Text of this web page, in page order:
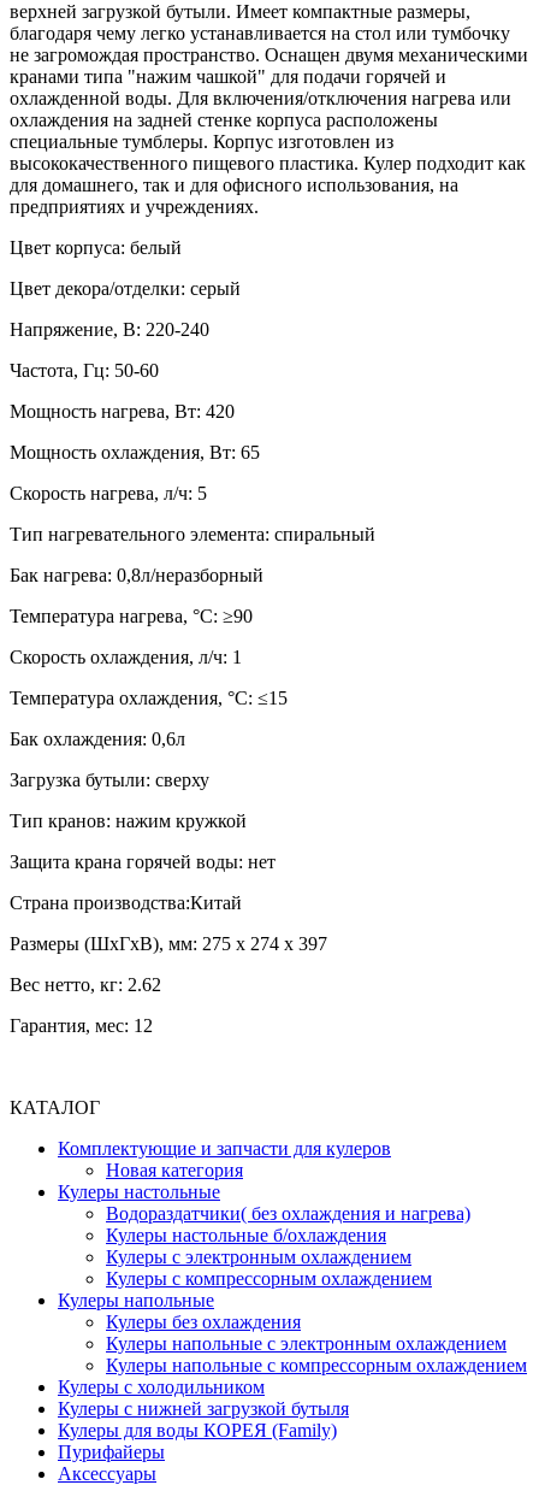
верхней загрузкой бутыли. Имеет компактные размеры,
благодаря чему легко устанавливается на стол или тумбочку
не загромождая пространство. Оснащен двумя механическими
кранами типа "нажим чашкой" для подачи горячей и
охлажденной воды. Для включения/отключения нагрева или
охлаждения на задней стенке корпуса расположены
специальные тумблеры. Корпус изготовлен из
высококачественного пищевого пластика. Кулер подходит как
для домашнего, так и для офисного использования, на
предприятиях и учреждениях.
Цвет корпуса: белый
Цвет декора/отделки: серый
Напряжение, В: 220-240
Частота, Гц: 50-60
Мощность нагрева, Вт: 420
Мощность охлаждения, Вт: 65
Скорость нагрева, л/ч: 5
Тип нагревательного элемента: спиральный
Бак нагрева: 0,8л/неразборный
Температура нагрева, °С: ≥90
Скорость охлаждения, л/ч: 1
Температура охлаждения, °С: ≤15
Бак охлаждения: 0,6л
Загрузка бутыли: сверху
Тип кранов: нажим кружкой
Защита крана горячей воды: нет
Страна производства:Китай
Размеры (ШхГхВ), мм: 275 х 274 х 397
Вес нетто, кг: 2.62
Гарантия, мес: 12
КАТАЛОГ
Комплектующие и запчасти для кулеров
Новая категория
Кулеры настольные
Водораздатчики( без охлаждения и нагрева)
Кулеры настольные б/охлаждения
Кулеры с электронным охлаждением
Кулеры с компрессорным охлаждением
Кулеры напольные
Кулеры без охлаждения
Кулеры напольные с электронным охлаждением
Кулеры напольные с компрессорным охлаждением
Кулеры с холодильником
Кулеры с нижней загрузкой бутыля
Кулеры для воды КОРЕЯ (Family)
Пурифайеры
Аксессуары